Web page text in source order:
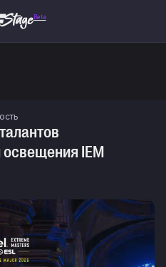
Beta
освещения IEM